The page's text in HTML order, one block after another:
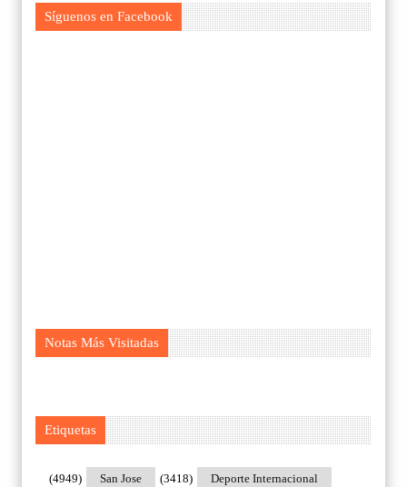
Síguenos en Facebook
Notas Más Visitadas
Etiquetas
San Jose
(4949) Deporte Internacional
(3418)